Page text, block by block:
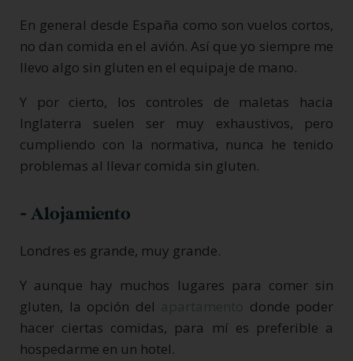
En general desde España como son vuelos cortos,
no dan comida en el avión. Así que yo siempre me
llevo algo sin gluten en el equipaje de mano.
Y por cierto, los controles de maletas hacia
Inglaterra suelen ser muy exhaustivos, pero
cumpliendo con la normativa, nunca he tenido
problemas al llevar comida sin gluten.
- Alojamiento
Londres es grande, muy grande.
Y aunque hay muchos lugares para comer sin
gluten, la opción del apartamento donde poder
hacer ciertas comidas, para mí es preferible a
hospedarme en un hotel.